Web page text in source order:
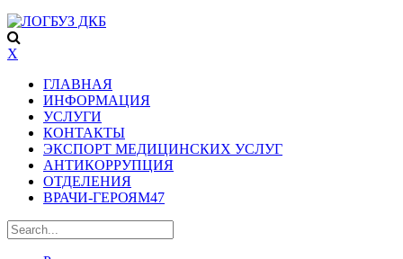
X
ГЛАВНАЯ
ИНФОРМАЦИЯ
УСЛУГИ
КОНТАКТЫ
ЭКСПОРТ МЕДИЦИНСКИХ УСЛУГ
АНТИКОРРУПЦИЯ
ОТДЕЛЕНИЯ
ВРАЧИ-ГЕРОЯМ47